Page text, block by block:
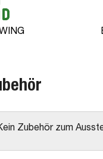
Zubehör zum